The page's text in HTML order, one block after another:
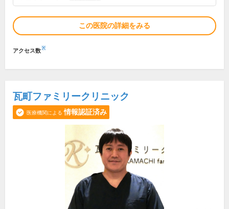
この医院の詳細をみる
アクセス数※
瓦町ファミリークリニック
医療機関による 情報認証済み